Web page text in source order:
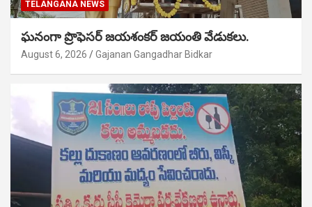
TELANGANA NEWS
ఘనంగా ప్రొఫెసర్ జయశంకర్ జయంతి వేడుకలు.
August 6, 2026 Gajanan Gangadhar Bidkar